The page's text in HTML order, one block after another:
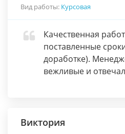
Вид работы: Курсовая
Качественная
поставленные
доработке).
вежливые и
Виктория